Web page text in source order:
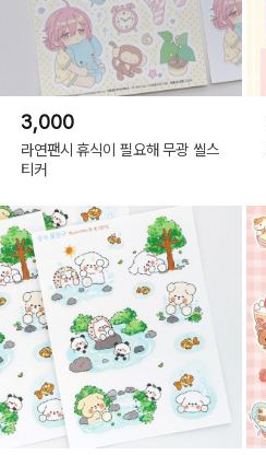
3,000
라연팬시 휴식이 필요해 무광 씰스
티커